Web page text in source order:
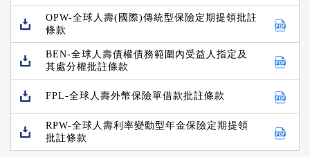
OPW-全球人壽(國際)傳統型保險定期提領批註
條款
BEN-全球人壽債權債務範圍內受益人指定及
其處分權批註條款
FPL-全球人壽外幣保險單借款批註條款
RPW-全球人壽利率變動型年金保險定期提領
批註條款